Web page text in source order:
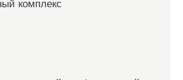
комплекс